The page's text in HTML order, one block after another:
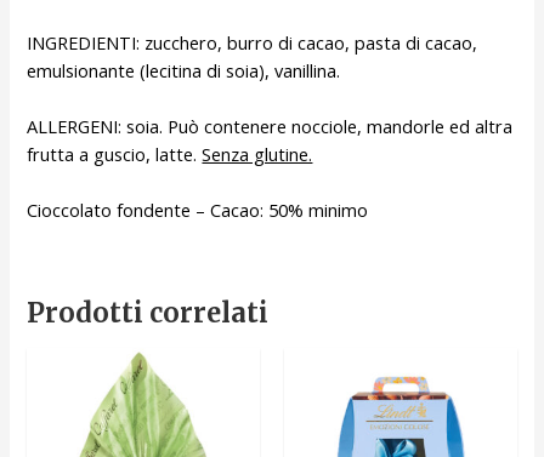
INGREDIENTI: zucchero, burro di cacao, pasta di cacao,
emulsionante (lecitina di soia), vanillina.
ALLERGENI: soia. Può contenere nocciole, mandorle ed altra
frutta a guscio, latte.Senza glutine.
Cioccolato fondente – Cacao: 50% minimo
Prodotti correlati